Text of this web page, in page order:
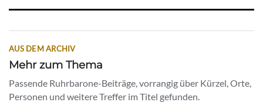
AUS DEM ARCHIV
Mehr zum Thema
Passende Ruhrbarone-Beiträge, vorrangig über Kürzel, Orte,
Personen und weitere Treffer im Titel gefunden.